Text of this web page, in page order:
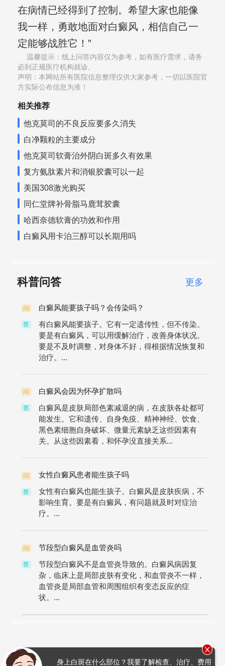
在病情已经得到了控制。希望大家也能像
我一样，勇敢地面对白癜风，相信自己一
定能够战胜它！”
温馨提示：线上问答内容仅为参考，如有医疗需求，请务
必到正规医疗机构就诊,
声明：本网站所有医院信息整理仅供大家参考，一切以医院官
方实际公布信息为准！
相关推荐
他克莫司的不良反应要多久消失
白净颗粒的主要成分
他克莫司软膏治外阴白斑多久有效果
复方氨肽素片和消银胶囊可以一起
美国308激光购买
同仁堂牌补骨脂马鹿茸胶囊
哈西奈德软膏的功效和作用
白癜风用卡泊三醇可以长期用吗
科普问答 更多
问 白癜风能要孩子吗？会传染吗？
答
有白癜风能要孩子。它有一定遗传性，但不传染。
要是有白癜风，可以用缓解治疗，改善身体状况。
要是不及时调整，对身体不好，得根据情况恢复和
治疗。...
问 白癜风会因为怀孕扩散吗
答
白癜风是皮肤局部色素减退的病，在皮肤各处都可
能发生。它和遗传、自身免疫、精神神经、饮食、
黑色素细胞自身破坏、微量元素缺乏这些因素有
关。从这些因素看，和怀孕没直接关系...
问 女性白癜风患者能生孩子吗
答
女性有白癜风也能生孩子。白癜风是皮肤疾病，不
影响生育。要是有白癜风，有问题就及时对症治
疗。...
问 节段型白癜风是血管炎吗
答
节段型白癜风不是血管炎导致的。白癜风病因复
杂，临床上是局部皮肤有变化，和血管炎不一样，
血管炎是局部血管和周围组织有变态反应的症
状。...
身上白斑在什么部位？我要了解检查、治疗、费用